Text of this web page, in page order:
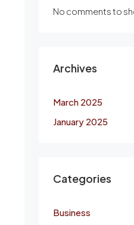
No comments to
Archives
March 2025
January 2025
Categories
Business